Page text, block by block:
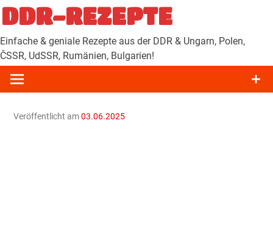
Zum
Inhalt
springen
DDR-REZEPTE
Einfache & geniale Rezepte aus der DDR & Ungarn, Polen,
ČSSR, UdSSR, Rumänien, Bulgarien!
Veröffentlicht am03.06.2025